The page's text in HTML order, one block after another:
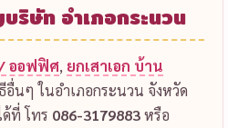
ริษัท อำเภอกระนวน
ออฟฟิศ, ยกเสาเอก บ้าน
อื่นๆ ในอำเภอกระนวน จังหวัด
ที่ โทร 086-3179883หรือ